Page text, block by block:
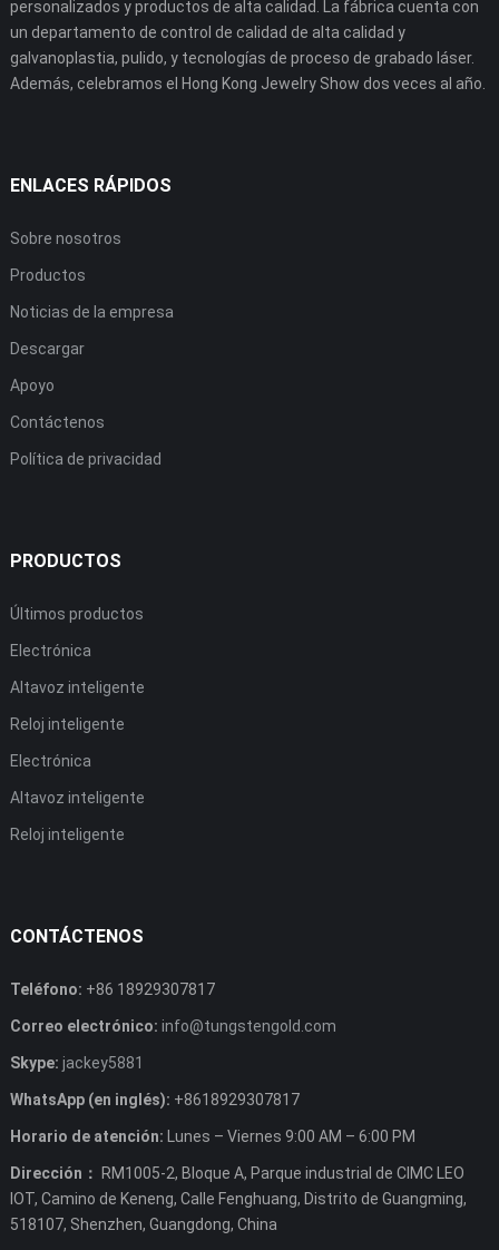
personalizados y productos de alta calidad. La fábrica cuenta con
un departamento de control de calidad de alta calidad y
galvanoplastia, pulido, y tecnologías de proceso de grabado láser.
Además, celebramos el Hong Kong Jewelry Show dos veces al año.
ENLACES RÁPIDOS
Sobre nosotros
Productos
Noticias de la empresa
Descargar
Apoyo
Contáctenos
Política de privacidad
PRODUCTOS
Últimos productos
Electrónica
Altavoz inteligente
Reloj inteligente
Electrónica
Altavoz inteligente
Reloj inteligente
CONTÁCTENOS
Teléfono: +86 18929307817
Correo electrónico: info@tungstengold.com
Skype: jackey5881
WhatsApp (en inglés): +8618929307817
Horario de atención: Lunes – Viernes 9:00 AM – 6:00 PM
Dirección：
RM1005-2, Bloque A, Parque industrial de CIMC LEO
IOT, Camino de Keneng, Calle Fenghuang, Distrito de Guangming,
518107, Shenzhen, Guangdong, China